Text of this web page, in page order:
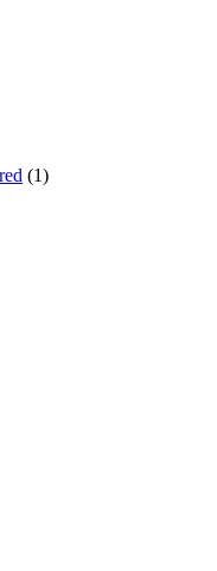
(1)